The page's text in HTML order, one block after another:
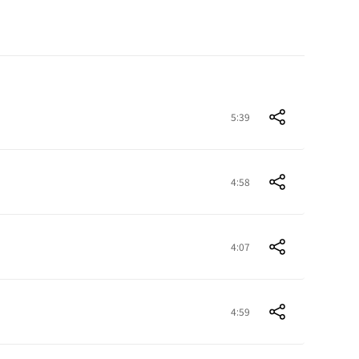
5:39
4:58
4:07
4:59